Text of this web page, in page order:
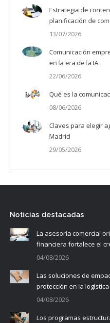
Estrategia de
planificación de
13/07/2026
Comunicación
en la era de la IA
22/06/2026
Qué es la
08/06/2026
Claves para elegir
Madrid
29/05/2026
Noticias destacadas
La asesoría comercial
financiera fortalece el
04/08/2026
Las soluciones de
protección en la
04/08/2026
Los programas